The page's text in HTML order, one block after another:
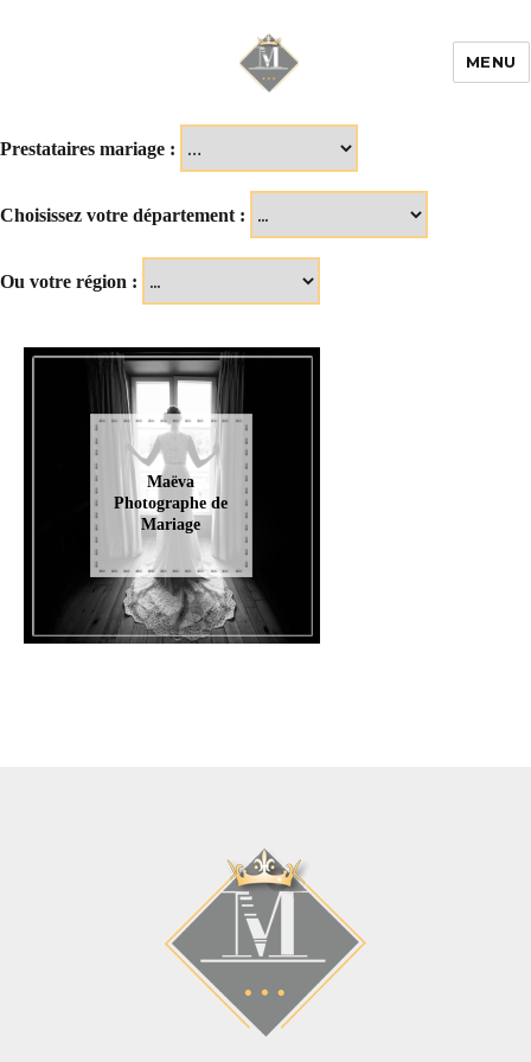
MENU
Prestataires mariage :
Choisissez votre département :
Ou votre région :
Maëva
Photographe de
Mariage